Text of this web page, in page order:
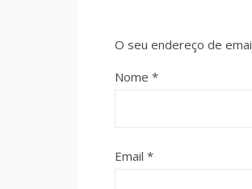
O seu endereço de
Nome *
Email *